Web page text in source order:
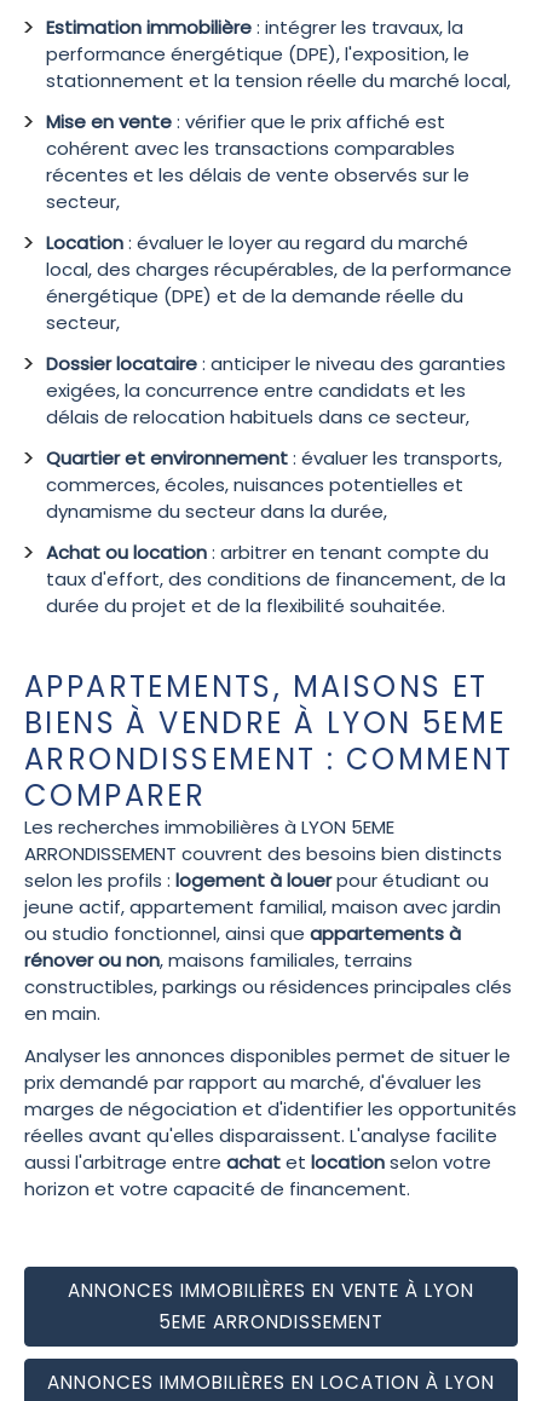
Estimation immobilière: intégrer les travaux, la
performance énergétique (DPE), l'exposition, le
stationnement et la tension réelle du marché local,
Mise en vente: vérifier que le prix affiché est
cohérent avec les transactions comparables
récentes et les délais de vente observés sur le
secteur,
Location: évaluer le loyer au regard du marché
local, des charges récupérables, de la performance
énergétique (DPE) et de la demande réelle du
secteur,
Dossier locataire: anticiper le niveau des garanties
exigées, la concurrence entre candidats et les
délais de relocation habituels dans ce secteur,
Quartier et environnement: évaluer les transports,
commerces, écoles, nuisances potentielles et
dynamisme du secteur dans la durée,
Achat ou location: arbitrer en tenant compte du
taux d'effort, des conditions de financement, de la
durée du projet et de la flexibilité souhaitée.
APPARTEMENTS, MAISONS ET
BIENS À VENDRE À LYON 5EME
ARRONDISSEMENT : COMMENT
COMPARER
Les recherches immobilières à LYON 5EME
ARRONDISSEMENT couvrent des besoins bien distincts
selon les profils : logement à louerpour étudiant ou
jeune actif, appartement familial, maison avec jardin
ou studio fonctionnel, ainsi que appartements à
rénover ou non, maisons familiales, terrains
constructibles, parkings ou résidences principales clés
en main.
Analyser les annonces disponibles permet de situer le
prix demandé par rapport au marché, d'évaluer les
marges de négociation et d'identifier les opportunités
réelles avant qu'elles disparaissent. L'analyse facilite
aussi l'arbitrage entre achatet locationselon votre
horizon et votre capacité de financement.
ANNONCES IMMOBILIÈRES EN VENTE À LYON
5EME ARRONDISSEMENT
ANNONCES IMMOBILIÈRES EN LOCATION À LYON